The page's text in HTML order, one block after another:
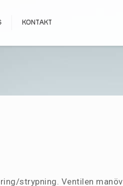
KONTAKT
strypning. Ventilen